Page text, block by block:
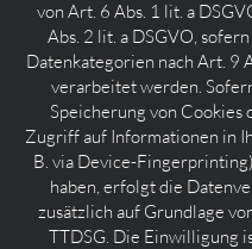
von Art. 6 Abs. 1 lit. a
Abs. 2 lit. a DSGVO,
Datenkategorien nach Art. 9
verarbeitet werden.
Speicherung von Cookies
Zugriff auf Informationen in
B. via Device-
haben, erfolgt die
zusätzlich auf Grundlage
TTDSG. Die Einwilligung